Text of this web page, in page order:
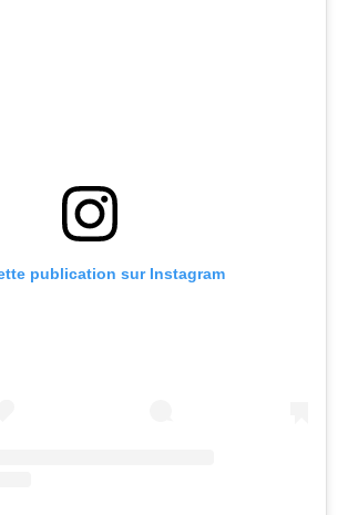
publication sur Instagram